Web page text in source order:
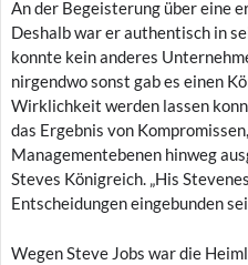
An der Begeisterung über eine
Deshalb war er authentisch in
konnte kein anderes
nirgendwo sonst gab es einen
Wirklichkeit werden lassen
das Ergebnis von
Managementebenen hinweg
Steves Königreich. „His
Entscheidungen eingebunden
Wegen Steve Jobs war die